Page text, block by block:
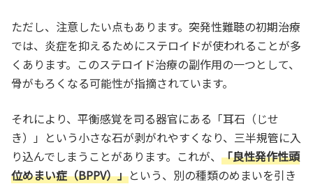
ただし、注意したい点もあります。突発性難聴の初期治療
では、炎症を抑えるためにステロイドが使われることが多
くあります。このステロイド治療の副作用の一つとして、
骨がもろくなる可能性が指摘されています。
それにより、平衡感覚を司る器官にある「耳石（じせ
き）」という小さな石が剥がれやすくなり、三半規管に入
り込んでしまうことがあります。これが、 「良性発作性頭
位めまい症（BPPV）」という、別の種類のめまいを引き